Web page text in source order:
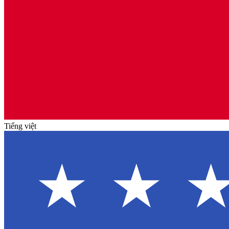
Tiếng việt